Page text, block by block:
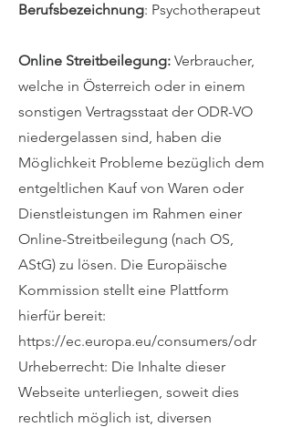
Berufsbezeichnung: Psychotherapeut
Online Streitbeilegung: Verbraucher,
welche in Österreich oder in einem
sonstigen Vertragsstaat der ODR-VO
niedergelassen sind, haben die
Möglichkeit Probleme bezüglich dem
entgeltlichen Kauf von Waren oder
Dienstleistungen im Rahmen einer
Online-Streitbeilegung (nach OS,
AStG) zu lösen. Die Europäische
Kommission stellt eine Plattform
hierfür bereit:
https://ec.europa.eu/consumers/odr
Urheberrecht: Die Inhalte dieser
Webseite unterliegen, soweit dies
rechtlich möglich ist, diversen